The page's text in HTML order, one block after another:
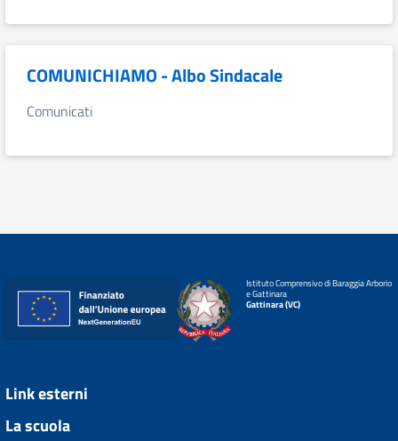
COMUNICHIAMO - Albo Sindacale
Comunicati
Istituto Comprensivo di Baraggia Arborio
e Gattinara
Gattinara (VC)
Link esterni
La scuola